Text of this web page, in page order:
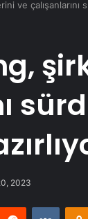
ve
2023
Reddit